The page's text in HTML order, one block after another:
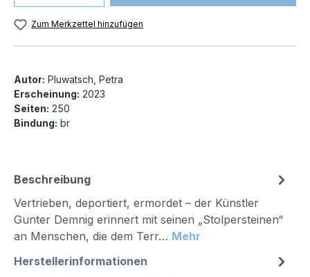
Zum Merkzettel hinzufügen
Autor: Pluwatsch, Petra
Erscheinung: 2023
Seiten: 250
Bindung: br
Beschreibung
Vertrieben, deportiert, ermordet – der Künstler
Gunter Demnig erinnert mit seinen „Stolpersteinen“
an Menschen, die dem Terr… Mehr
Herstellerinformationen